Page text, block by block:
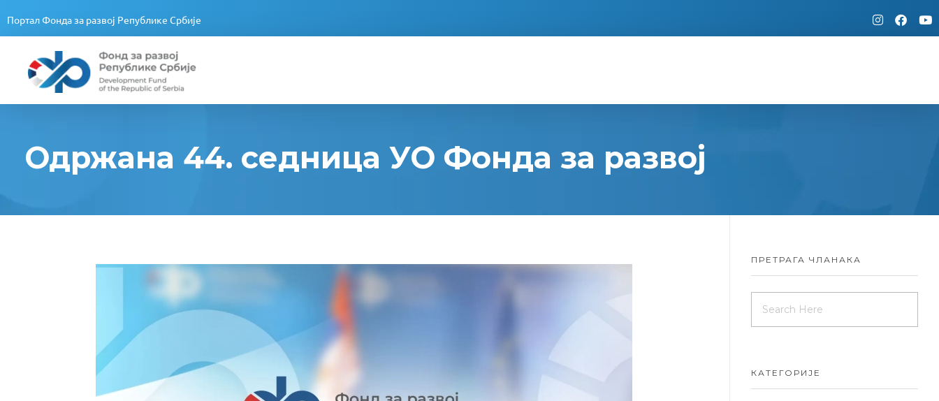
Портал Фонда за развој Републике Србије
Fond za razvoj Republike Srbije
Одржана 44. седница УО Фонда за развој
ПРЕТРАГА ЧЛАНАКА
КАТЕГОРИЈЕ